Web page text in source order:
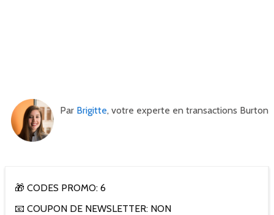
Par Brigitte, votre experte en transactions Burton
🎁 CODES PROMO: 6
📧 COUPON DE NEWSLETTER: NON